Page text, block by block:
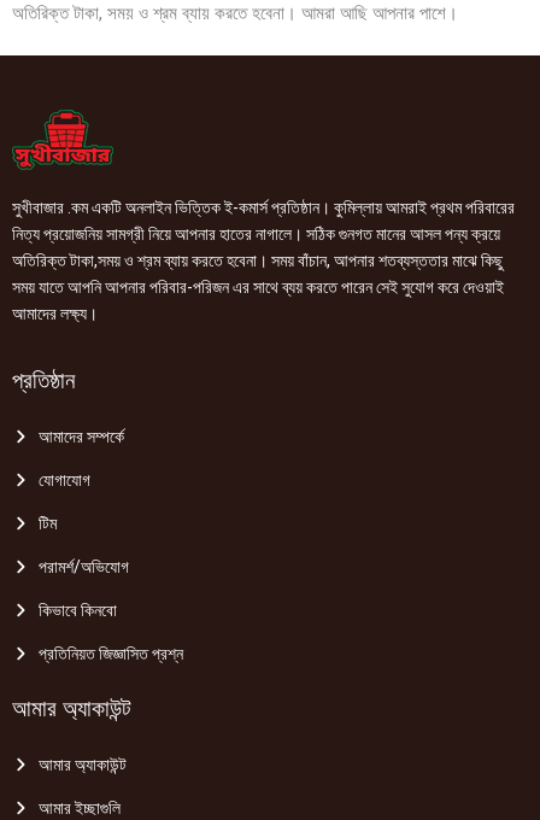
অতিরিক্ত টাকা, সময় ও শ্রম ব্যায় করতে হবেনা। আমরা আছি আপনার পাশে।
সুখীবাজার .কম একটি অনলাইন ভিত্তিক ই-কমার্স প্রতিষ্ঠান। কুমিল্লায় আমরাই প্রথম পরিবারের
নিত্য প্রয়োজনিয় সামগ্রী নিয়ে আপনার হাতের নাগালে। সঠিক গুনগত মানের আসল পন্য ক্রয়ে
অতিরিক্ত টাকা,সময় ও শ্রম ব্যায় করতে হবেনা। সময় বাঁচান, আপনার শতব্যস্ততার মাঝে কিছু
সময় যাতে আপনি আপনার পরিবার-পরিজন এর সাথে ব্যয় করতে পারেন সেই সুযোগ করে দেওয়াই
আমাদের লক্ষ্য।
প্রতিষ্ঠান
আমাদের সম্পর্কে
যোগাযোগ
টিম
পরামর্শ/অভিযোগ
কিভাবে কিনবো
প্রতিনিয়ত জিজ্ঞাসিত প্রশ্ন
আমার অ্যাকাউন্ট
আমার অ্যাকাউন্ট
আমার ইচ্ছাগুলি